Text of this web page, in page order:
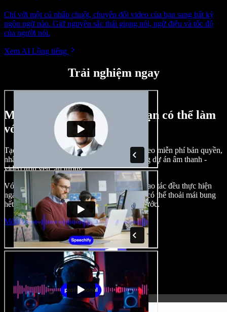
Chỉ với một cú nhấp chuột, chuyển đổi video của bạn sang bất kỳ
ngôn ngữ nào. Giữ nguyên sắc thái giọng nói, ngữ điệu và tốc độ
của người nói.
Xem AI Lồng tiếng
Trải nghiệm ngay
Một vài ví dụ về những gì bạn có thể làm
với Speechify Studio
Tạo lồng tiếng, chèn hình ảnh, âm thanh, video miễn phí bản quyền,
nhân bản giọng nói của bạn để tạo nên những dự án âm thanh -
video trọn vẹn, ấn tượng.
Với giao diện trực quan, dễ làm quen, mọi thao tác đều thực hiện
ngay trên trình duyệt, nhà sáng tạo nội dung có thể thoải mái bung
hết ý tưởng mà không còn bị bó buộc như trước.
Mở Studio